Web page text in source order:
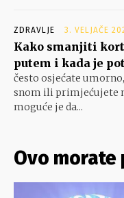
ZDRAVLJE 3. VELJAČE
Kako smanjiti
putem i kada je
često osjećate
snom ili primjećujete
moguće je da...
Ovo